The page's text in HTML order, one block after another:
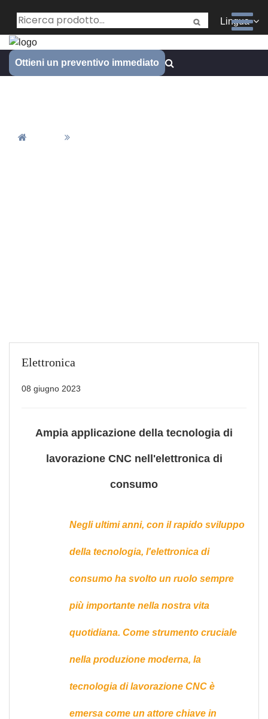
Lingua
Ottieni un preventivo immediato
Elettronica
08 giugno 2023
Ampia applicazione della tecnologia di
lavorazione CNC nell'elettronica di
consumo
Negli ultimi anni, con il rapido sviluppo
della tecnologia, l'elettronica di
consumo ha svolto un ruolo sempre
più importante nella nostra vita
quotidiana. Come strumento cruciale
nella produzione moderna, la
tecnologia di lavorazione CNC è
emersa come un attore chiave in